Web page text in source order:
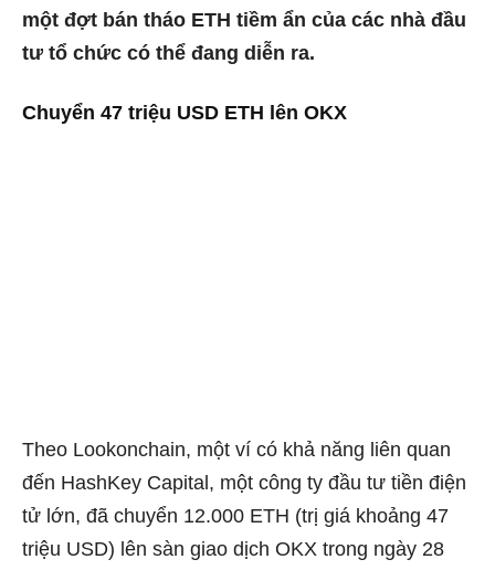
một đợt bán tháo ETH tiềm ẩn của các nhà đầu
tư tổ chức có thể đang diễn ra.
Chuyển 47 triệu USD ETH lên OKX
Theo Lookonchain, một ví có khả năng liên quan
đến HashKey Capital, một công ty đầu tư tiền điện
tử lớn, đã chuyển 12.000 ETH (trị giá khoảng 47
triệu USD) lên sàn giao dịch OKX trong ngày 28